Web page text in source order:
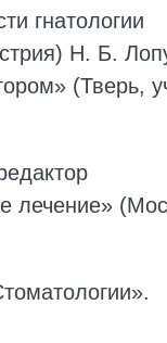
гнатологии
Н. Б.
(Тверь,
лечение»